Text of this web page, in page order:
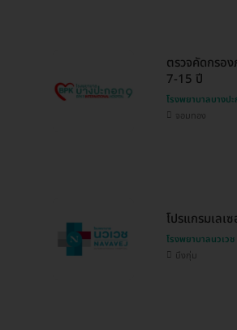
ตรวจคัดกรอง
7-15 ปี
โรงพยาบาลบางป
จอมทอง
โปรแกรมเลเ
โรงพยาบาลนวเวช
บึงกุ่ม